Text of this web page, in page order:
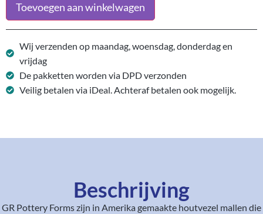
Toevoegen aan winkelwagen
Wij verzenden op maandag, woensdag, donderdag en
vrijdag
De pakketten worden via DPD verzonden
Veilig betalen via iDeal. Achteraf betalen ook mogelijk.
Beschrijving
GR Pottery Forms zijn in Amerika gemaakte houtvezel mallen die